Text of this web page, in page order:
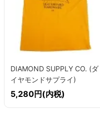
DIAMOND SUPPLY CO. (ダ
イヤモンドサプライ)
DIAMONDWARE Tシャツ
5,280円(内税)